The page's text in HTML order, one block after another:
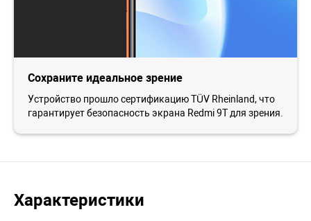
Сохраните идеальное зрение
Устройство прошло сертификацию TÜV Rheinland, что
гарантирует безопасность экрана Redmi 9T для зрения.
Характеристики